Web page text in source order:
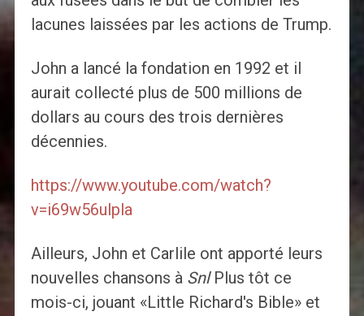
lacunes laissées par les actions de Trump.
John a lancé la fondation en 1992 et il
aurait collecté plus de 500 millions de
dollars au cours des trois dernières
décennies.
https://www.youtube.com/watch?
v=i69w56ulpla
Ailleurs, John et Carlile ont apporté leurs
nouvelles chansons à Snl Plus tôt ce
mois-ci, jouant «Little Richard's Bible» et